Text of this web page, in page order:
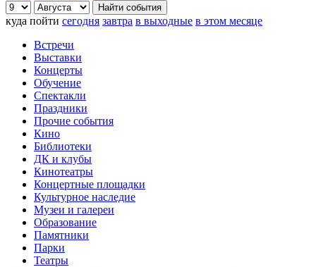
куда пойти сегодня завтра в выходные в этом месяце
Встречи
Выставки
Концерты
Обучение
Спектакли
Праздники
Прочие события
Кино
Библиотеки
ДК и клубы
Кинотеатры
Концертные площадки
Культурное наследие
Музеи и галереи
Образование
Памятники
Парки
Театры